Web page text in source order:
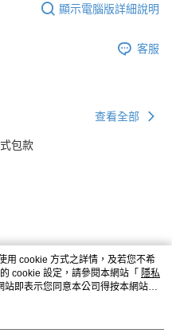
顯示電腦版詳細說明
客服
查看全部
包款
用 cookie 方式之詳情，及若您不希
cookie 設定，請參閱本網站「 隱私
站即表示您同意本公司得按本網站使